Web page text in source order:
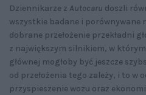
Dziennikarze z Autocaru doszli
wszystkie badane i porównywane
dobrane przełożenie przekładni
z największym silnikiem, w którym
głównej mogłoby być jeszcze
od przełożenia tego zależy, i to w
przyspieszenie wozu oraz